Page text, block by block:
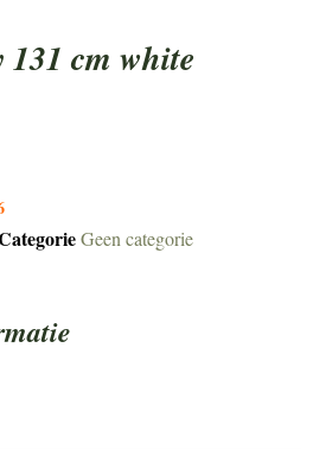
131 cm white
Geen categorie